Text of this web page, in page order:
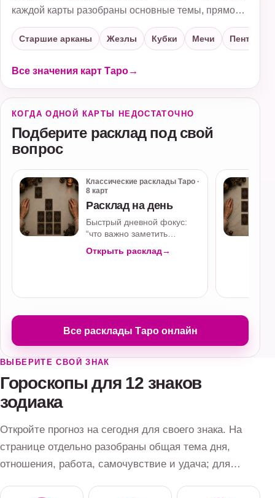
каждой карты разобраны основные темы, прямое и
перевёрнутое положения, отношения, работа и
совет.
Старшие арканы Жезлы Кубки Мечи Пентакли
Все значения карт Таро→
КОГДА ОДНОЙ КАРТЫ НЕДОСТАТОЧНО
Подберите расклад под свой
вопрос
Классические расклады Таро ·
8 карт
Расклад на день
Быстрый дневной фокус:
“что важно заметить
сегодня” и “какая стратегия
полезнее”. Работает как
Открыть расклад→
Все расклады Таро онлайн
ВЫБЕРИТЕ СВОЙ ЗНАК
Гороскопы для 12 знаков
зодиака
Откройте прогноз на сегодня для своего знака. На
странице отдельно разобраны общая тема дня,
отношения, работа, самочувствие и удача; для